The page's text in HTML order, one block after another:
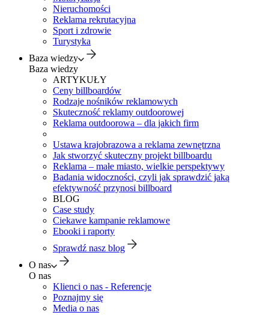
Nieruchomości
Reklama rekrutacyjna
Sport i zdrowie
Turystyka
Baza wiedzy
Baza wiedzy
ARTYKUŁY
Ceny billboardów
Rodzaje nośników reklamowych
Skuteczność reklamy outdoorowej
Reklama outdoorowa – dla jakich firm
Ustawa krajobrazowa a reklama zewnętrzna
Jak stworzyć skuteczny projekt billboardu
Reklama – małe miasto, wielkie perspektywy
Badania widoczności, czyli jak sprawdzić jaką
efektywność przynosi billboard
BLOG
Case study
Ciekawe kampanie reklamowe
Ebooki i raporty
Sprawdź nasz blog
O nas
O nas
Klienci o nas - Referencje
Poznajmy się
Media o nas